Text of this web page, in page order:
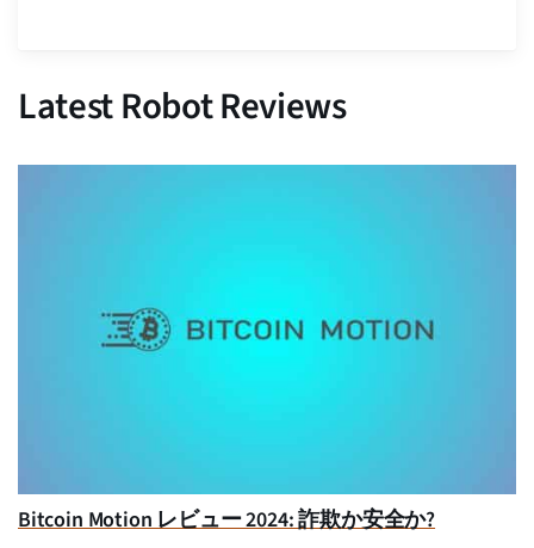
Latest Robot Reviews
Bitcoin Motion レビュー 2024: 詐欺か安全か?